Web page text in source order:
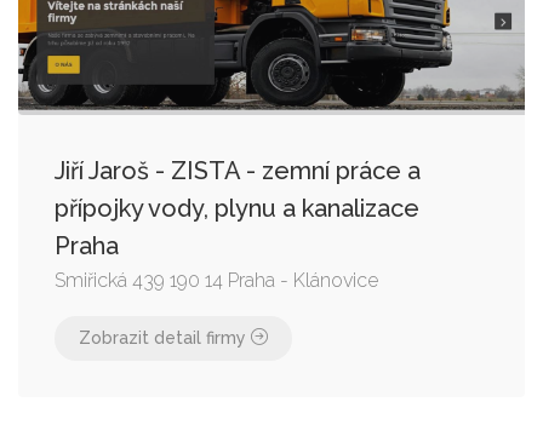
Jiří Jaroš - ZISTA - zemní práce a
přípojky vody, plynu a kanalizace
Praha
Smiřická 439 190 14 Praha - Klánovice
Zobrazit detail firmy